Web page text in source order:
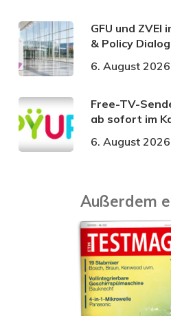
GFU und ZVEI
& Policy
6. August 2026
Free-TV-
ab sofort im
6. August 2026
Außerdem